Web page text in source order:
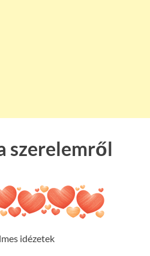
szerelemről
idézetek